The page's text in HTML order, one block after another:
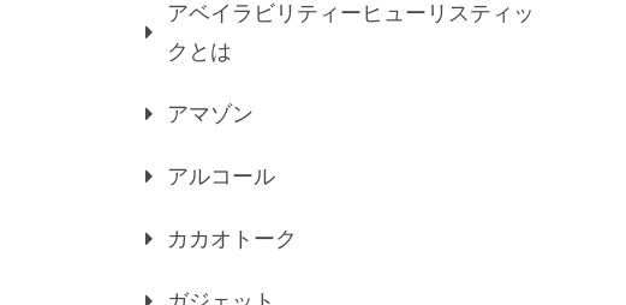
アベイラビリティーヒューリスティッ
クとは
アマゾン
アルコール
カカオトーク